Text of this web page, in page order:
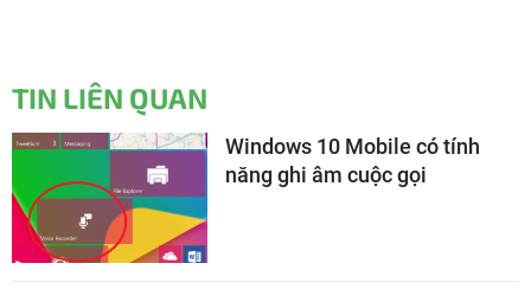
TIN LIÊN QUAN
Windows 10 Mobile có tính
năng ghi âm cuộc gọi